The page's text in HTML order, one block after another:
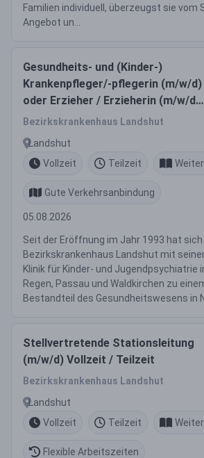
Familien individuell, überzeugst sie vom
Angebot un...
Gesundheits- und (Kinder-)
Krankenpfleger/-pflegerin (m/w/d)
oder Erzieher / Erzieherin (m/w/d)
oder Heilerziehungspfleger /
oder Sozialpädagogen /
Sozialpädagogin (BA) (m/w/d)
Bezirkskrankenhaus Landshut
Landshut
Vollzeit
Teilzeit
Gute Verkehrsanbindung
05.08.2026
Seit der Eröffnung im Jahr 1993 hat sich
Bezirkskrankenhaus Landshut mit
Klinik für Kinder- und Jugendpsychiatrie
Regen, Passau und Waldkirchen zu
Bestandteil des Gesundheitswesens in
Stellvertretende Stationsleitung
(m/w/d) Vollzeit / Teilzeit
Bezirkskrankenhaus Landshut
Landshut
Vollzeit
Teilzeit
Flexible Arbeitszeiten